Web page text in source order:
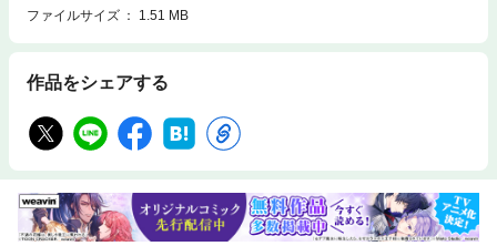
ファイルサイズ
1.51 MB
作品をシェアする